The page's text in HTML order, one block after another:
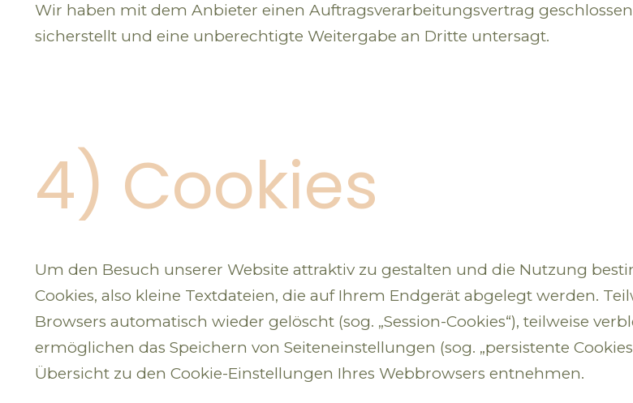
Wir haben mit dem Anbieter einen Auftragsverarbeitungsvertrag
sicherstellt und eine unberechtigte Weitergabe an Dritte untersagt.
4) Cookies
Um den Besuch unserer Website attraktiv zu gestalten und die Nutzung
Cookies, also kleine Textdateien, die auf Ihrem Endgerät abgelegt werden.
Browsers automatisch wieder gelöscht (sog. „Session-Cookies“), teilweise
ermöglichen das Speichern von Seiteneinstellungen (sog. „persistente
Übersicht zu den Cookie-Einstellungen Ihres Webbrowsers entnehmen.